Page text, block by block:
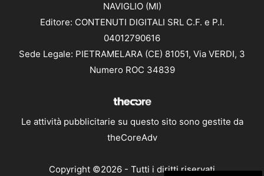
NAVIGLIO (MI)
Editore: CONTENUTI DIGITALI SRL C.F. e P.I.
04012790616
Sede Legale: PIETRAMELARA (CE) 81051, Via VERDI, 3
Numero ROC 34839
Le attività pubblicitarie su questo sito sono gestite da
theCoreAdv
Copyright ©2026 - Tutti i diritti riservati